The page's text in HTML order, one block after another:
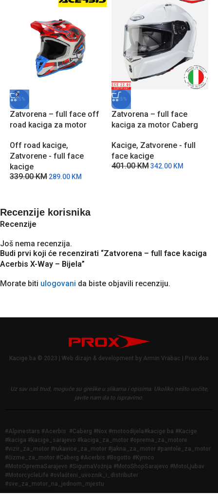
-15%
Zatvorena – full face off
road kaciga za motor
Off road kacige,
Zatvorene - full face
kacige
339.00KM 289.00 KM
-15%
Zatvorena – full face
kaciga za motor Caberg
Kacige, Zatvorene - full
face kacige
401.00KM342.00 KM
Recenzije korisnika
Recenzije
Još nema recenzija.
Budi prvi koji će recenzirati “Zatvorena – full face kaciga
Acerbis X-Way – Bijela”
Morate biti ulogovani da biste objavili recenziju.
Kacige.ba © 2023 | Web dizajn & development by Armin Vrabac | Prox doo
Uz sav naš trud, moguće su greške u slikama i opisima. Ukoliko nešto uočite,
javite nam da to ispravimo.
#Alpinestars #Acerbis #Caberg #Nox #motoodijela#kacige.ba #Kacige
#kaciga #kacige_sarajevo #kaciga_za_motor #oprema_za_motore
#vizir_za_motor #rukavice_za_motor #jakna_za_motor #pantole_za_motor
#čizme_za_motor #Caberg #Acerbis #Bogotto #Kymco
#MotoOpremaSarajevo #SigurnaVožnja #MotoShopSarajevo #MotoLjubav
#MotorcycleLife #ovlašteni_uvoznik_i_distributer
#sve_za_motor_na_jednom_mjestu